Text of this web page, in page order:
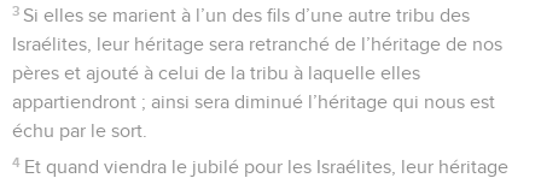
3 Si elles se marient à l’un des fils d’une autre tribu des
Israélites, leur héritage sera retranché de l’héritage de nos
pères et ajouté à celui de la tribu à laquelle elles
appartiendront ; ainsi sera diminué l’héritage qui nous est
échu par le sort.
4 Et quand viendra le jubilé pour les Israélites, leur héritage